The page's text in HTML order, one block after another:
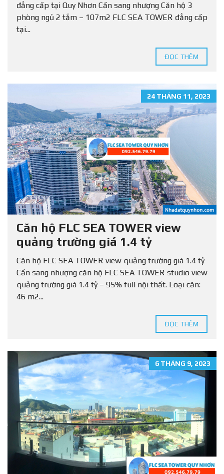
đẳng cấp tại Quy Nhơn Cần sang nhượng Căn hộ 3
phòng ngủ 2 tắm – 107m2 FLC SEA TOWER đẳng cấp
tại...
ĐỌC THÊM
24 THÁNG 11, 2023
Căn hộ FLC SEA TOWER view
quảng trường giá 1.4 tỷ
Căn hộ FLC SEA TOWER view quảng trường giá 1.4 tỷ
Cần sang nhượng căn hộ FLC SEA TOWER studio view
quảng trường giá 1.4 tỷ – 95% full nội thất. Loại căn:
46 m2...
ĐỌC THÊM
6 THÁNG 9, 2023